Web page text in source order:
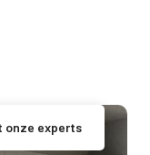
onze experts